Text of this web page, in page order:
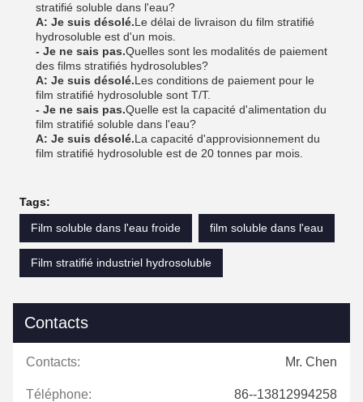
stratifié soluble dans l'eau?
A: Je suis désolé.Le délai de livraison du film stratifié
hydrosoluble est d'un mois.
- Je ne sais pas.Quelles sont les modalités de paiement
des films stratifiés hydrosolubles?
A: Je suis désolé.Les conditions de paiement pour le
film stratifié hydrosoluble sont T/T.
- Je ne sais pas.Quelle est la capacité d'alimentation du
film stratifié soluble dans l'eau?
A: Je suis désolé.La capacité d'approvisionnement du
film stratifié hydrosoluble est de 20 tonnes par mois.
Tags:
Film soluble dans l'eau froide
film soluble dans l'eau
Film stratifié industriel hydrosoluble
Contacts
Contacts: Mr. Chen
Téléphone: 86--13812994258